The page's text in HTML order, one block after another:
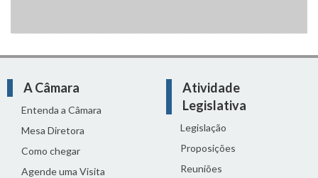
A Câmara
Entenda a Câmara
Mesa Diretora
Como chegar
Agende uma Visita
Atividade
Legislativa
Legislação
Proposições
Reuniões